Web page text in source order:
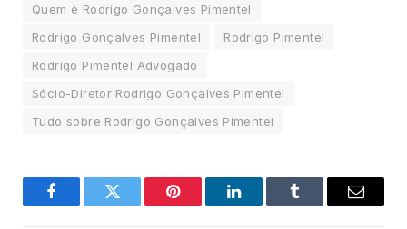
Quem é Rodrigo Gonçalves Pimentel
Rodrigo Gonçalves Pimentel
Rodrigo Pimentel
Rodrigo Pimentel Advogado
Sócio-Diretor Rodrigo Gonçalves Pimentel
Tudo sobre Rodrigo Gonçalves Pimentel
FacebookTwitter Pinterest LinkedInTumblr Email